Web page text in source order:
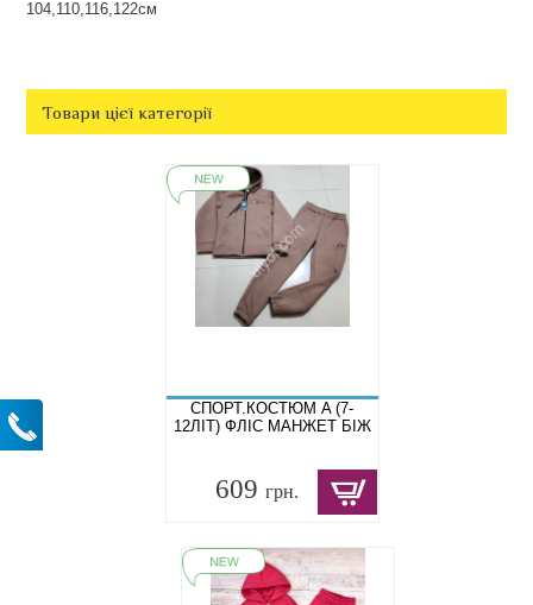
104,110,116,122см
Товари цієї категорії
СПОРТ.КОСТЮМ A (7-
12ЛІТ) ФЛІС МАНЖЕТ БІЖ
609 грн.